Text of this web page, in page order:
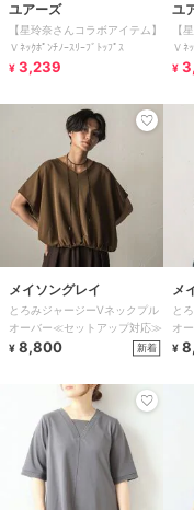
ユアーズ
【星玲奈さんコラボアイテム】
Ｖﾈｯｸﾎﾟﾝﾁﾉｰｽﾘｰﾌﾞﾄｯﾌﾟｽ
¥ 3,239
ユ
【
Ｖﾈ
¥
メイソングレイ
とろみジャージーVネックプル
オーバー≪セットアップ対応≫
¥ 8,800 新着
メ
と
オ
¥